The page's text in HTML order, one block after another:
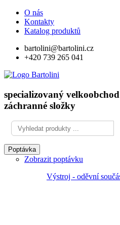
O nás
Kontakty
Katalog produktů
bartolini@bartolini.cz
+420 739 265 041
specializovaný
záchranné složky
Poptávka
Zobrazit poptávku
Výstroj - oděvní